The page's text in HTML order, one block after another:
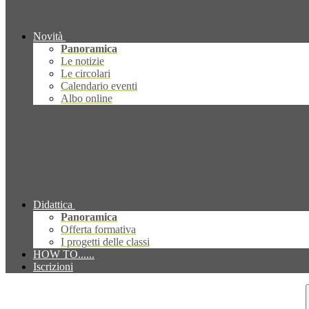
Novità
Panoramica
Le notizie
Le circolari
Calendario eventi
Albo online
Didattica
Panoramica
Offerta formativa
I progetti delle classi
HOW TO......
Iscrizioni